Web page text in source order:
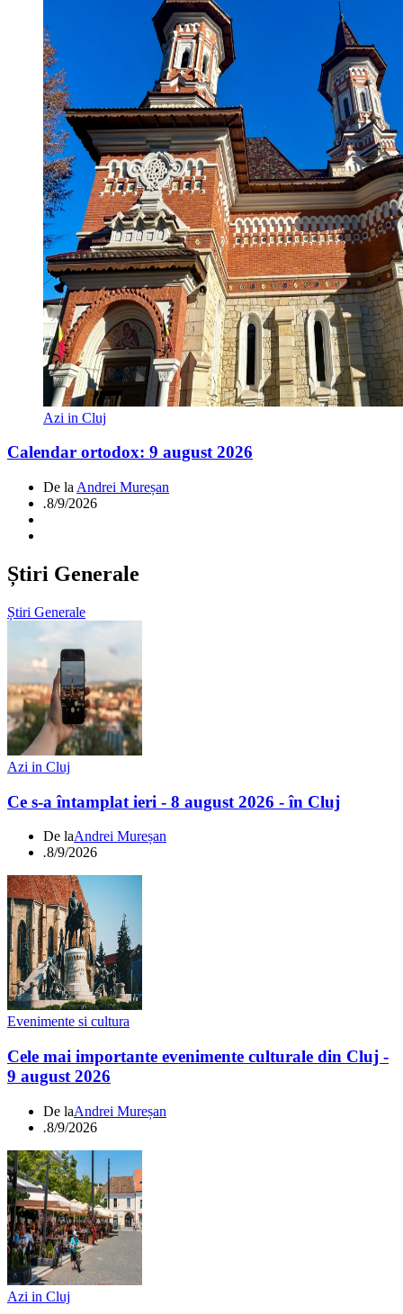
Azi in Cluj
Calendar ortodox: 9 august 2026
De la Andrei Mureșan
.8/9/2026
Știri Generale
Știri Generale
Azi in Cluj
Ce s-a întamplat ieri - 8 august 2026 - în Cluj
De laAndrei Mureșan
.8/9/2026
Evenimente si cultura
Cele mai importante evenimente culturale din Cluj -
9 august 2026
De laAndrei Mureșan
.8/9/2026
Azi in Cluj